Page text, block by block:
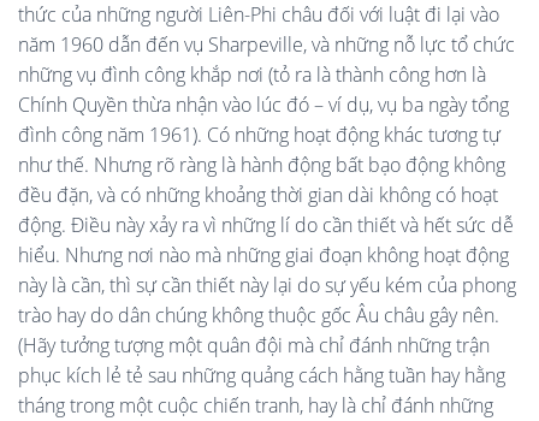
thức của những người Liên-Phi châu đối với luật đi lại vào
năm 1960 dẫn đến vụ Sharpeville, và những nỗ lực tổ chức
những vụ đình công khắp nơi (tỏ ra là thành công hơn là
Chính Quyền thừa nhận vào lúc đó – ví dụ, vụ ba ngày tổng
đình công năm 1961). Có những hoạt động khác tương tự
như thế. Nhưng rõ ràng là hành động bất bạo động không
đều đặn, và có những khoảng thời gian dài không có hoạt
động. Điều này xảy ra vì những lí do cần thiết và hết sức dễ
hiểu. Nhưng nơi nào mà những giai đoạn không hoạt động
này là cần, thì sự cần thiết này lại do sự yếu kém của phong
trào hay do dân chúng không thuộc gốc Âu châu gây nên.
(Hãy tưởng tượng một quân đội mà chỉ đánh những trận
phục kích lẻ tẻ sau những quảng cách hằng tuần hay hằng
tháng trong một cuộc chiến tranh, hay là chỉ đánh những